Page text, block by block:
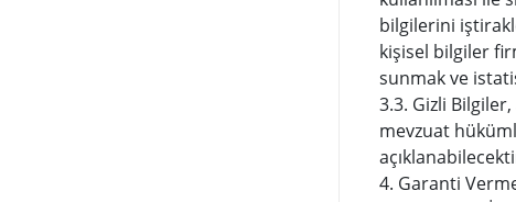
bilgilerini
kişisel bilgiler
sunmak ve
3.3. Gizli
mevzuat
4. Garanti